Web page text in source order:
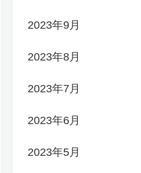
2023年9月
2023年8月
2023年7月
2023年6月
2023年5月